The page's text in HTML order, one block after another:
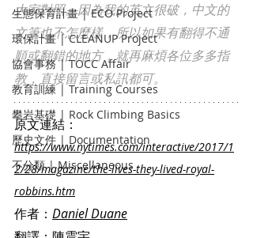
生態保育計畫 | ECO Project
環保計畫 | CLEANUP Project
協會事務 | TOCC Affair
教育訓練 | Training Courses
攀岩基礎 | Rock Climbing Basics
歷史文件 | Documentation
不分類 | Miscellaneous
大家對照。因為我的英文很破，中文的
文筆也不怎麼樣，所以如果有翻得不通
順或翻錯的地方，就再麻煩各位多多指
教，直接留言或私訊都可。
原文連結：
https://www.nytimes.com/interactive/2017/1
2/28/magazine/the-lives-they-lived-royal-
robbins.htm
作者： Daniel Duane